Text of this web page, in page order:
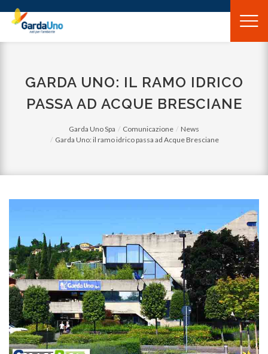
Gardauno
Spa
GARDA UNO: IL RAMO IDRICO
PASSA AD ACQUE BRESCIANE
Garda Uno Spa Comunicazione
News
Garda Uno: il ramo idrico passa ad Acque Bresciane